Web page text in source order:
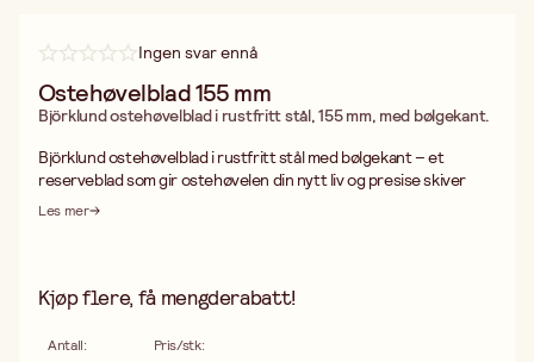
Ingen svar ennå
Ostehøvelblad 155 mm
Björklund ostehøvelblad i rustfritt stål, 155 mm, med bølgekant.
Björklund ostehøvelblad i rustfritt stål med bølgekant – et
reserveblad som gir ostehøvelen din nytt liv og presise skiver
hver gang.
halvhard ost uten at skiven fester seg eller rives i stykker. Med
en lengde på 155 mm passer bladet de fleste standardhøvler fra
Björklund og lignende modeller.
Les mer
Kjøp flere, få mengderabatt!
Antall: Pris/stk: